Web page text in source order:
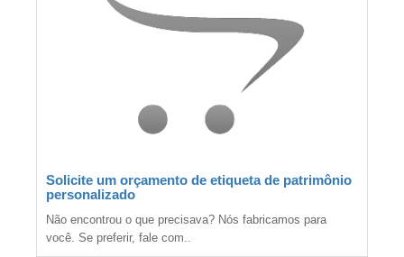
Solicite um orçamento de etiqueta de patrimônio
personalizado
Não encontrou o que precisava? Nós fabricamos para
você. Se preferir, fale com..